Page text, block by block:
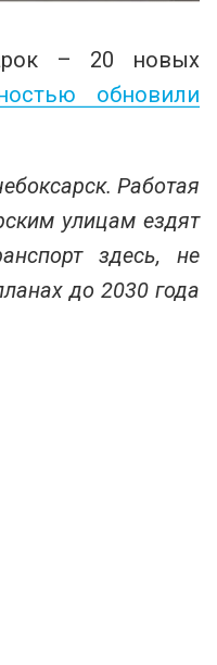
– 20 новых
обновили
Работая
улицам ездят
здесь, не
до 2030 года